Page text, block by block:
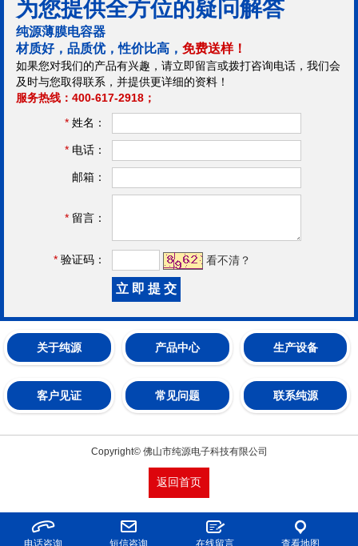
为您提供全方位的疑问解答
纯源薄膜电容器
材质好，品质优，性价比高， 免费送样！
如果您对我们的产品有兴趣，请立即留言或拨打咨询电话，我们会
及时与您取得联系，并提供更详细的资料！
服务热线：400-617-2918；
* 姓名：
* 电话：
邮箱：
* 留言：
* 验证码： 看不清？
关于纯源 产品中心 生产设备
客户见证 常见问题 联系纯源
Copyright© 佛山市纯源电子科技有限公司
返回首页
电话咨询 短信咨询 在线留言 查看地图